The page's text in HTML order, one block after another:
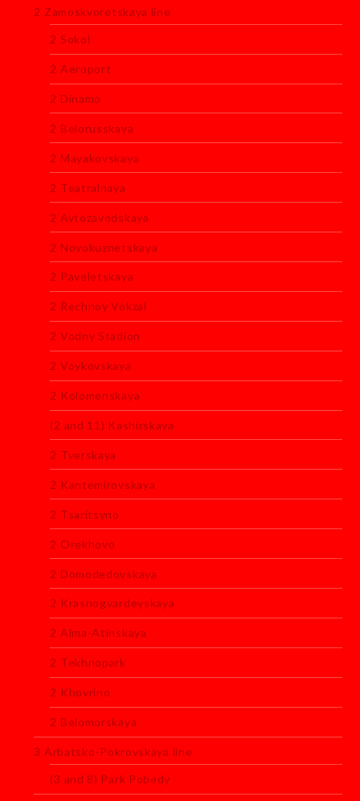
2 Zamoskvoretskaya line
2 Sokol
2 Aeroport
2 Dinamo
2 Belorusskaya
2 Mayakovskaya
2 Teatralnaya
2 Avtozavodskaya
2 Novokuznetskaya
2 Paveletskaya
2 Rechnoy Vokzal
2 Vodny Stadion
2 Voykovskaya
2 Kolomenskaya
(2 and 11) Kashirskaya
2 Tverskaya
2 Kantemirovskaya
2 Tsaritsyno
2 Orekhovo
2 Domodedovskaya
2 Krasnogvardeyskaya
2 Alma-Atinskaya
2 Tekhnopark
2 Khovrino
2 Belomorskaya
3 Arbatsko-Pokrovskaya line
(3 and 8) Park Pobedy